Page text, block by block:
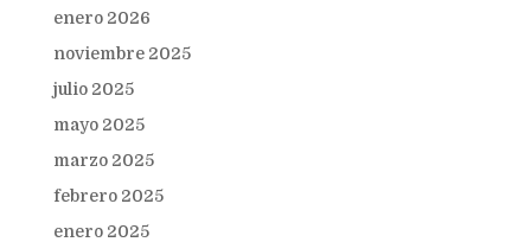
enero 2026
noviembre 2025
julio 2025
mayo 2025
marzo 2025
febrero 2025
enero 2025